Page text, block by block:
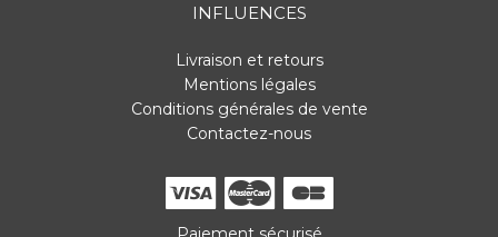
INFLUENCES
Livraison et retours
Mentions légales
Conditions générales de vente
Contactez-nous